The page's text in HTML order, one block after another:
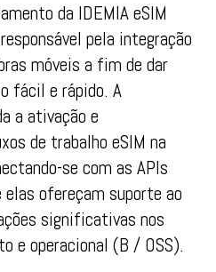
da IDEMIA eSIM
pela integração
móveis a fim de dar
fácil e rápido. A
a ativação e
de trabalho eSIM na
se com as APIs
ofereçam suporte ao
significativas nos
e operacional (B / OSS).